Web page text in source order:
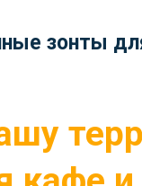
зонты